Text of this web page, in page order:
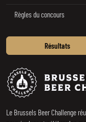
Règles du concours
Résultats
Le Brussels Beer Challenge